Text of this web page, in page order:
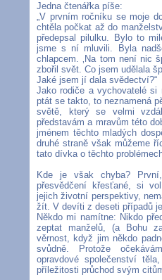
Jedna čtenářka píše:
„V prvním ročníku se moje
chtěla počkat až do
předepsal pilulku. Bylo to
jsme s ní mluvili. Byla
chlapcem. ‚Na tom není nic
zbořil svět. Co jsem udělala
Jaké jsem jí dala svědectví?“
Jako rodiče a vychovatelé si
ptát se takto, to neznamená
světě, který se velmi
představám a mravům této
jménem těchto mladých
druhé straně však můžeme
tato dívka o těchto
Kde je však chyba?
přesvědčení křesťané, si
jejich životní perspektivy,
žít. V devíti z deseti případů
Někdo mi namítne: Nikdo
zeptat manželů, (a Bohu
věrnost, když jim někdo
svůdně. Protože
opravdové společenství
příležitosti průchod svým